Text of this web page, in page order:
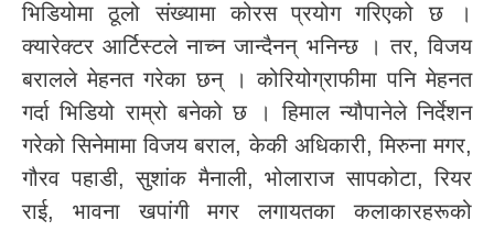
भिडियोमा ठूलो संख्यामा कोरस प्रयोग गरिएको छ ।
क्यारेक्टर आर्टिस्टले नाच्न जान्दैनन् भनिन्छ । तर, विजय
बरालले मेहनत गरेका छन् । कोरियोग्राफीमा पनि मेहनत
गर्दा भिडियो राम्रो बनेको छ । हिमाल न्यौपानेले निर्देशन
गरेको सिनेमामा विजय बराल, केकी अधिकारी, मिरुना मगर,
गौरव पहाडी, सुशांक मैनाली, भोलाराज सापकोटा, रियर
राई, भावना खपांगी मगर लगायतका कलाकारहरूको